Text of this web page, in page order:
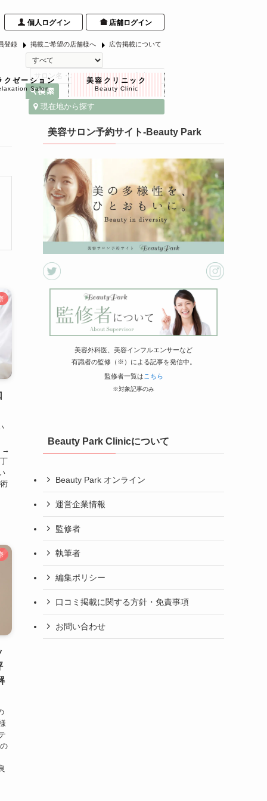
個人ログイン
店舗ログイン
広告掲載について
掲載ご希望の店舗様へ
登録
現在地から探す
クゼーション
Salon
美容クリニック
Beauty Clinic
→
美容サロン予約サイト-Beauty Park
美容外科医、美容インフルエンサーなど
有識者の監修（※）による記事を発信中。
監修者一覧は こちら
※対象記事のみ
Beauty Park Clinicについて
Beauty Park オンライン
運営企業情報
監修者
執筆者
編集ポリシー
口コミ掲載に関する方針・免責事項
お問い合わせ